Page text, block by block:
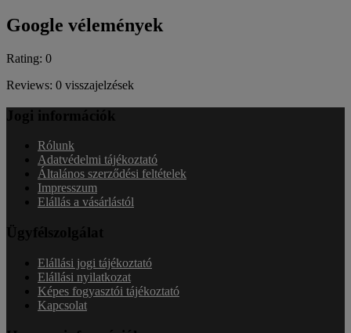
Google vélemények
Rating: 0
Reviews: 0 visszajelzések
Jogi információk
Rólunk
Adatvédelmi tájékoztató
Általános szerződési feltételek
Impresszum
Elállás a vásárlástól
Ügyfélszolgálat
Elállási jogi tájékoztató
Elállási nyilatkozat
Képes fogyasztói tájékoztató
Kapcsolat